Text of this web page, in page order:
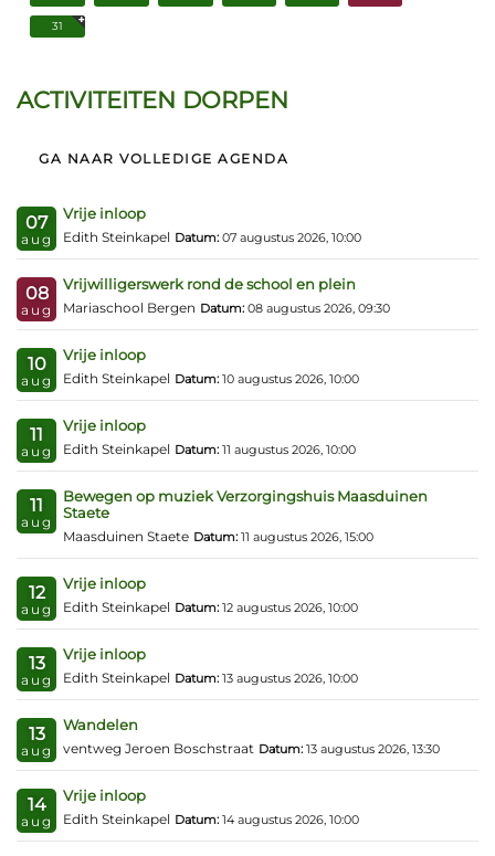
31
ACTIVITEITEN DORPEN
GA NAAR VOLLEDIGE AGENDA
07
aug
Vrije inloop
Edith Steinkapel Datum: 07 augustus 2026, 10:00
08
aug
Vrijwilligerswerk rond de school en plein
Mariaschool Bergen Datum: 08 augustus 2026, 09:30
10
aug
Vrije inloop
Edith Steinkapel Datum: 10 augustus 2026, 10:00
11
aug
Vrije inloop
Edith Steinkapel Datum: 11 augustus 2026, 10:00
11
aug
Bewegen op muziek Verzorgingshuis Maasduinen
Staete
Maasduinen Staete Datum: 11 augustus 2026, 15:00
12
aug
Vrije inloop
Edith Steinkapel Datum: 12 augustus 2026, 10:00
13
aug
Vrije inloop
Edith Steinkapel Datum: 13 augustus 2026, 10:00
13
aug
Wandelen
ventweg Jeroen Boschstraat Datum: 13 augustus 2026, 13:30
14
aug
Vrije inloop
Edith Steinkapel Datum: 14 augustus 2026, 10:00